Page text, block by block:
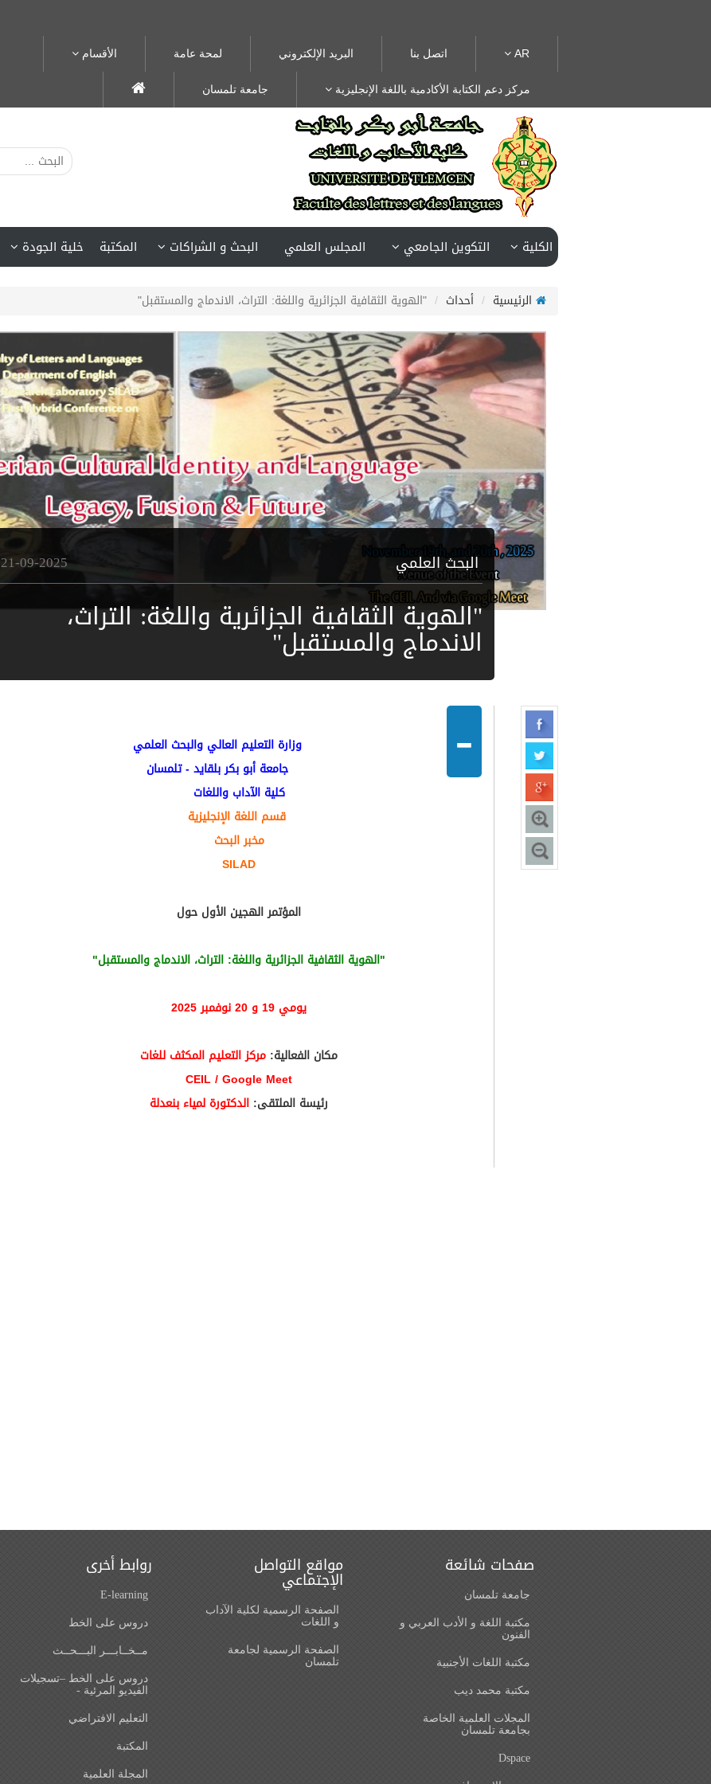
AR اتصل بنا البريد الإلكتروني لمحة عامة الأقسام
مركز دعم الكتابة الأكادمية باللغة الإنجليزية جامعة تلمسان
الكلية التكوين الجامعي المجلس العلمي البحث و الشراكات المكتبة خلية الجودة
الرئيسية أحداث "الهوية الثقافية الجزائرية واللغة: التراث، الاندماج والمستقبل"
البحث العلمي 21-09-2025
"الهوية الثقافية الجزائرية واللغة: التراث،
الاندماج والمستقبل"
-
وزارة التعليم العالي والبحث العلمي
جامعة أبو بكر بلقايد - تلمسان
كلية الآداب واللغات
قسم اللغة الإنجليزية
مخبر البحث
SILAD
المؤتمر الهجين الأول حول
"الهوية الثقافية الجزائرية واللغة: التراث، الاندماج والمستقبل"
يومي 19 و 20 نوفمبر 2025
مكان الفعالية: مركز التعليم المكثف للغات
CEIL / Google Meet
رئيسة الملتقى: الدكتورة لمياء بنعدلة
روابط أخرى
E-learning
دروس على الخط
مــخــابـــر البـــحــث
دروس على الخط –تسجيلات
الفيديو المرئية -
التعليم الافتراضي
المكتبة
المجلة العلمية
مواقع التواصل
الإجتماعي
الصفحة الرسمية لكلية الآداب
و اللغات‎
الصفحة الرسمية لجامعة
تلمسان
صفحات شائعة
جامعة تلمسان
مكتبة اللغة و الأدب العربي و
الفنون
مكتبة اللغات الأجنبية
مكتبة محمد ديب
المجلات العلمية الخاصة
بجامعة تلمسان
Dspace